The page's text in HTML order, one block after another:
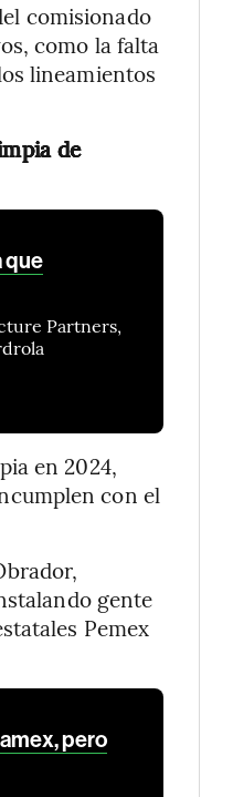
comisionado
como la falta
lineamientos
de
que
Partners,
en 2024,
con el
gente
Pemex
pero